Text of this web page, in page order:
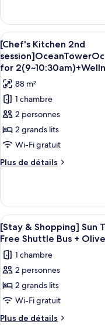
Sun
Suite
Double
Queen
le
type
de
chambre
Sun
Tower
Sun
Suite
Double
Queen
Afficher
toutes
les
photos
pour
ce
type
de
chambre :
[Chef's
for
Club
6
[Chef's Kitchen 2nd
for
88 m²
1 chambre
2 personnes
2 grands lits
Wi-Fi gratuit
Plus de détails
Plus
le
type
de
chambre
Kitchen
2nd
for
2(9~10:30am)+Wellness
Afficher
toutes
les
photos
pour
ce
type
de
4
[Stay & Shopping] Sun
Free Shuttle Bus +
1 chambre
2 personnes
2 grands lits
Wi-Fi gratuit
Plus de détails
Plus